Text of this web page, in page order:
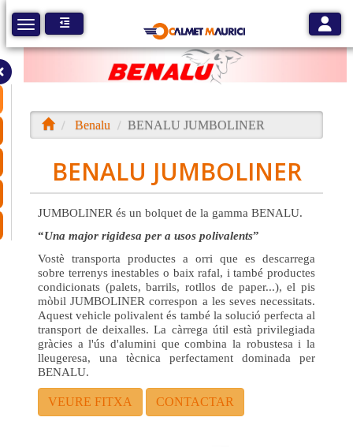
Toggle navigation
Benalu BENALU JUMBOLINER
BENALU JUMBOLINER
JUMBOLINER és un bolquet de la gamma BENALU.
Una major rigidesa per a usos polivalents
Vostè transporta productes a orri que es descarrega
sobre terrenys inestables o baix rafal, i també productes
condicionats (palets, barrils, rotllos de paper...), el pis
mòbil JUMBOLINER correspon a les seves necessitats.
Aquest vehicle polivalent és també la solució perfecta al
transport de deixalles. La càrrega útil està privilegiada
gràcies a l'ús d'alumini que combina la robustesa i la
lleugeresa, una tècnica perfectament dominada per
BENALU.
VEURE FITXA CONTACTAR